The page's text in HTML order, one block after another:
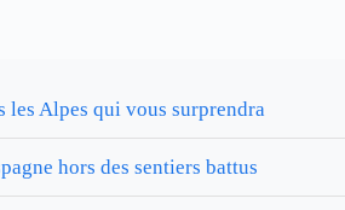
les Alpes qui vous surprendra
hors des sentiers battus